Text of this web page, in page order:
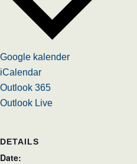
Google kalender
iCalendar
Outlook 365
Outlook Live
DETAILS
Date: